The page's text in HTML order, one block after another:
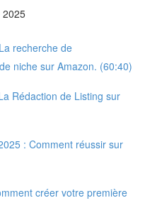
2025
recherche de
niche sur Amazon. (60:40)
Rédaction de Listing sur
: Comment réussir sur
créer votre première